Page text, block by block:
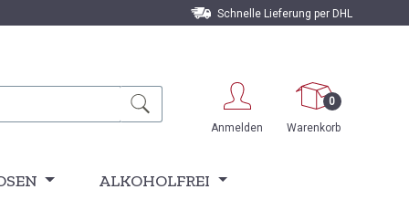
Schnelle Lieferung per DHL
Anmelden
0
Warenkorb
ALKOHOLFREI